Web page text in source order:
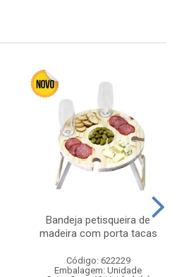
Bandeja petisqueira de
madeira com porta tacas
Código: 622229
Embalagem: Unidade